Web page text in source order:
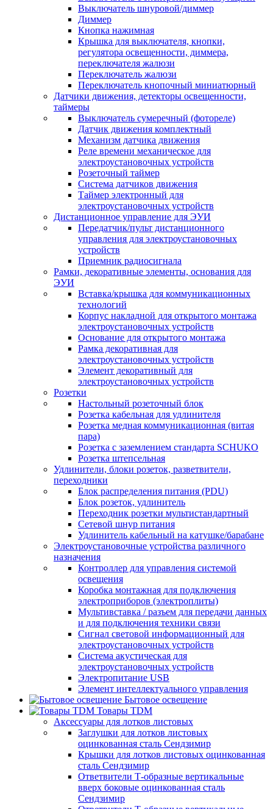
Выключатель шнуровой/диммер
Диммер
Кнопка нажимная
Крышка для выключателя, кнопки,
регулятора освещенности, диммера,
переключателя жалюзи
Переключатель жалюзи
Переключатель кнопочный миниатюрный
Датчики движения, детекторы освещенности,
таймеры
Выключатель сумеречный (фотореле)
Датчик движения комплектный
Механизм датчика движения
Реле времени механическое для
электроустановочных устройств
Розеточный таймер
Система датчиков движения
Таймер электронный для
электроустановочных устройств
Дистанционное управление для ЭУИ
Передатчик/пульт дистанционного
управления для электроустановочных
устройств
Приемник радиосигнала
Рамки, декоративные элементы, основания для
ЭУИ
Вставка/крышка для коммуникационных
технологий
Корпус накладной для открытого монтажа
электроустановочных устройств
Основание для открытого монтажа
Рамка декоративная для
электроустановочных устройств
Элемент декоративный для
электроустановочных устройств
Розетки
Настольный розеточный блок
Розетка кабельная для удлинителя
Розетка медная коммуникационная (витая
пара)
Розетка с заземлением стандарта SCHUKO
Розетка штепсельная
Удлинители, блоки розеток, разветвители,
переходники
Блок распределения питания (PDU)
Блок розеток, удлинитель
Переходник розетки мультистандартный
Сетевой шнур питания
Удлинитель кабельный на катушке/барабане
Электроустановочные устройства различного
назначения
Контроллер для управления системой
освещения
Коробка монтажная для подключения
электроприборов (электроплиты)
Мультивставка / разъем для передачи данных
и для подключения техники связи
Сигнал световой информационный для
электроустановочных устройств
Система акустическая для
электроустановочных устройств
Электропитание USB
Элемент интеллектуального управления
Бытовое освещение
Товары TDM
Аксессуары для лотков листовых
Заглушки для лотков листовых
оцинкованная сталь Сендзимир
Крышки для лотков листовых оцинкованная
сталь Сендзимир
Ответвители Т-образные вертикальные
вверх боковые оцинкованная сталь
Сендзимир